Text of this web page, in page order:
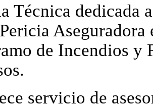
Técnica dedicada
Aseguradora
de Incendios y
servicio de